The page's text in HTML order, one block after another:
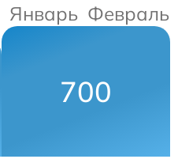
Январь Февраль
700